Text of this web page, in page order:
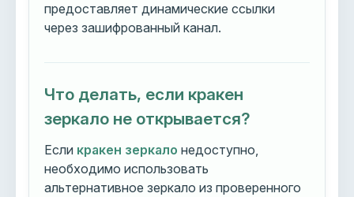
предоставляет динамические ссылки
через зашифрованный канал.
Что делать, если кракен
зеркало не открывается?
Если кракен зеркало недоступно,
необходимо использовать
альтернативное зеркало из проверенного